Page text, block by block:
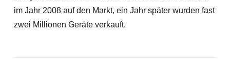
im Jahr 2008 auf den Markt, ein Jahr später wurden fast
zwei Millionen Geräte verkauft.